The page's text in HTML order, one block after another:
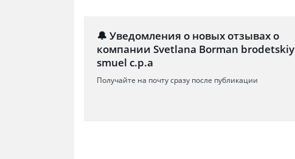
🔔 Уведомления о новых отзывах о
компании Svetlana Borman brodetskiy
smuel c.p.a
Получайте на почту сразу после публикации